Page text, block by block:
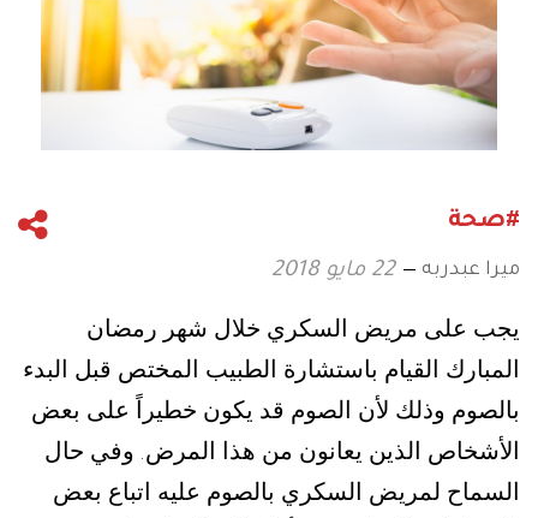
#صحة
ميرا عبدربه 22 مايو 2018
يجب على مريض السكري خلال شهر رمضان
المبارك القيام باستشارة الطبيب المختص قبل البدء
بالصوم وذلك لأن الصوم قد يكون خطيراً على بعض
الأشخاص الذين يعانون من هذا المرض. وفي حال
السماح لمريض السكري بالصوم عليه اتباع بعض